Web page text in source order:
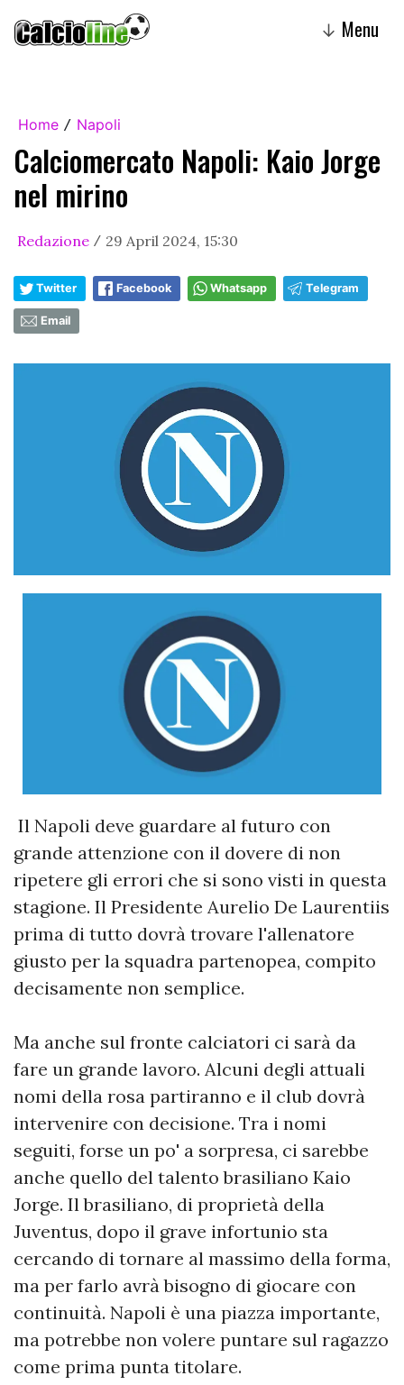
↓ Menu
Home / Napoli
Calciomercato Napoli: Kaio Jorge
nel mirino
Redazione / 29 April 2024, 15:30
Twitter Facebook Whatsapp Telegram
Email
Il Napoli deve guardare al futuro con
grande attenzione con il dovere di non
ripetere gli errori che si sono visti in questa
stagione. Il Presidente Aurelio De Laurentiis
prima di tutto dovrà trovare l'allenatore
giusto per la squadra partenopea, compito
decisamente non semplice.
Ma anche sul fronte calciatori ci sarà da
fare un grande lavoro. Alcuni degli attuali
nomi della rosa partiranno e il club dovrà
intervenire con decisione. Tra i nomi
seguiti, forse un po' a sorpresa, ci sarebbe
anche quello del talento brasiliano Kaio
Jorge. Il brasiliano, di proprietà della
Juventus, dopo il grave infortunio sta
cercando di tornare al massimo della forma,
ma per farlo avrà bisogno di giocare con
continuità. Napoli è una piazza importante,
ma potrebbe non volere puntare sul ragazzo
come prima punta titolare.